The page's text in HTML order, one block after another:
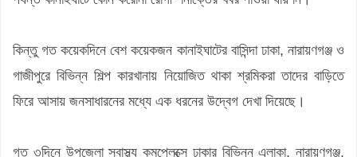
কিন্তু গত কয়েকদিনে বেশ কয়েকজন কানাইঘাটের বাসিন্দা ঢাকা, নারায়ণগঞ্জ ও
গাজীপুরে বিভিন্ন শিল্প কারখানায় নিয়োজিত থাকা শ্রমিকরা তাদের বাড়িতে
ফিরে আসায় জনসাধারনের মধ্যে এক ধরনের উদ্বেগ দেখা দিয়েছে।
গত ৩দিনে উপজেলা স্বাস্থ্য কমপ্লেক্সে ঢাকার বিভিন্ন এলাকা, নারায়ণগঞ্জ,